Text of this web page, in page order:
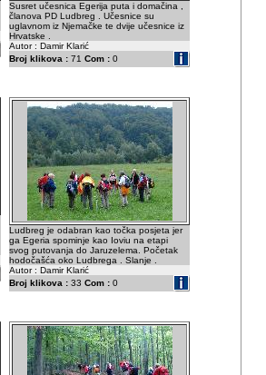
Susret učesnica Egerija puta i domačina ,
članova PD Ludbreg . Učesnice su
uglavnom iz Njemačke te dvije učesnice iz
Hrvatske .
Autor : Damir Klarić
Broj klikova : 71 Com : 0
Ludbreg je odabran kao točka posjeta jer
ga Egeria spominje kao Ioviu na etapi
svog putovanja do Jaruzelema. Početak
hodočašća oko Ludbrega . Slanje .
Autor : Damir Klarić
Broj klikova : 33 Com : 0